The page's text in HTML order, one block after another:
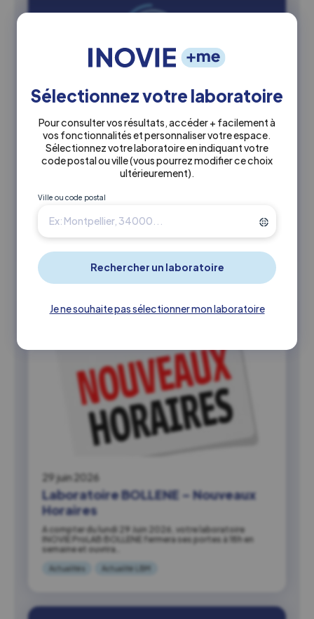
Sélectionnez votre laboratoire
Pour consulter vos résultats, accéder + facilement à
vos fonctionnalités et personnaliser votre espace.
Sélectionnez votre laboratoire en indiquant votre
code postal ou ville(vous pourrez modifier ce choix
ultérieurement).
Ville ou code postal
Je ne souhaite pas sélectionner mon laboratoire
03 juillet 2026
Saison estivale : pensez à vérifier
les nouveaux horaires de vos
laboratoires
Labosud adaptent leurs ouvertures à la saison estivale.
Pensez donc à vérifier…
Actualité LBM
29 juin 2026
Laboratoire BOLLENE – Nouveaux
Horaires
A compter du lundi 29 Juin 2026, votre laboratoire
INOVIE ProLAB BOLLENE fermera ses portes à 18h en
semaine et ouvrira…
Actualités Actualité LBM